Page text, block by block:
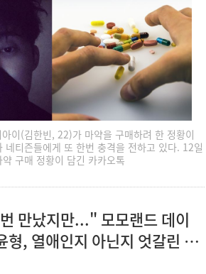
이(김한빈, 22)가 마약을 구매하려 한 정황이
네티즌들에게 또 한번 충격을 전하고 있다. 12일
구매 정황이 담긴 카카오톡
만났지만..." 모모랜드 데이
형, 열애인지 아닌지 엇갈린 입